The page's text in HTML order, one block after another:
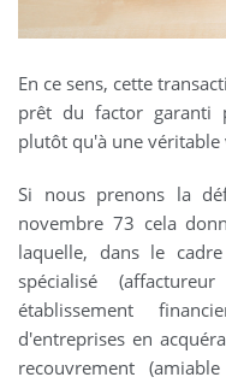
En ce sens, cette
prêt du factor garanti
plutôt qu'à une véritable
Si nous prenons la
novembre 73 cela
laquelle, dans le
spécialisé
établissement
d'entreprises en
recouvrement